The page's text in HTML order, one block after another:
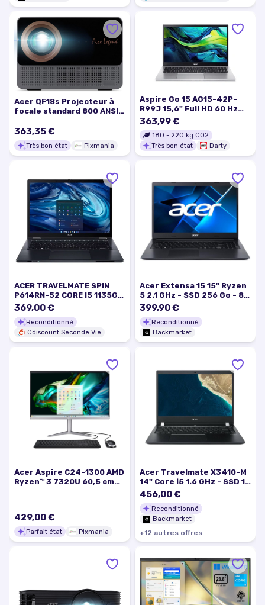
Acer QF18s Projecteur à
focale standard 800 ANSI
(1920x1080) Noir, Gris -
Très bon état
363,35 €
Très bon état Pixmania
Aspire Go 15 AG15-42P-
R99J 15,6" Full HD 60 Hz
AMD Ryzen 5 8 Go RAM 512
Go SSD Argent
363,99 €
180 - 220 kg CO2
Très bon état
Darty
ACER TRAVELMATE SPIN
P614RN-52 CORE I5 1135G7
2.4GHZ
369,00 €
Reconditionné
Cdiscount Seconde Vie
Acer Extensa 15 15" Ryzen
5 2.1 GHz - SSD 256 Go - 8
Go AZERTY - Français
399,90 €
Reconditionné
Backmarket
Acer Aspire C24-1300 AMD
Ryzen™ 3 7320U 60,5 cm
Argent - Excellent état
429,00 €
Parfait état Pixmania
Acer Travelmate X3410-M
14" Core i5 1.6 GHz - SSD 1
To - 8 Go QWERTY -
Espagnol
456,00 €
Reconditionné
Backmarket
+12 autres offres